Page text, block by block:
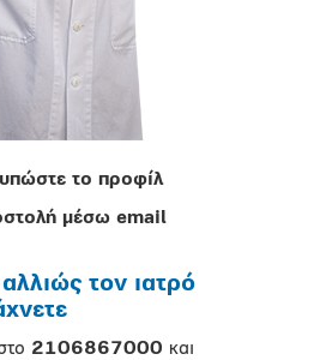
το προφίλ
μέσω email
αλλιώς τον ιατρό
2106867000 και